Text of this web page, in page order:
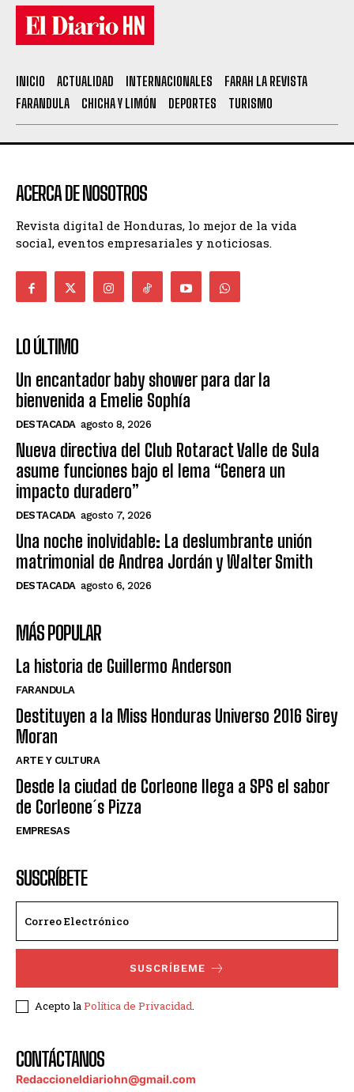
INICIO ACTUALIDAD INTERNACIONALES
FARAH LA REVISTA
FARANDULA
CHICHA Y LIMÓN DEPORTES TURISMO
ACERCA DE NOSOTROS
Revista digital de Honduras, lo mejor de la vida
social, eventos empresariales y noticiosas.
LO ÚLTIMO
Un encantador baby shower para dar la
bienvenida a Emelie Sophía
DESTACADA agosto 8, 2026
Nueva directiva del Club Rotaract Valle de Sula
asume funciones bajo el lema “Genera un
impacto duradero”
DESTACADA agosto 7, 2026
Una noche inolvidable: La deslumbrante unión
matrimonial de Andrea Jordán y Walter Smith
DESTACADA agosto 6, 2026
MÁS POPULAR
La historia de Guillermo Anderson
FARANDULA
Destituyen a la Miss Honduras Universo 2016 Sirey
Moran
ARTE Y CULTURA
Desde la ciudad de Corleone llega a SPS el sabor
de Corleone´s Pizza
EMPRESAS
SUSCRÍBETE
SUSCRÍBEME
Acepto laPolítica de Privacidad.
CONTÁCTANOS
Redaccioneldiariohn@gmail.com